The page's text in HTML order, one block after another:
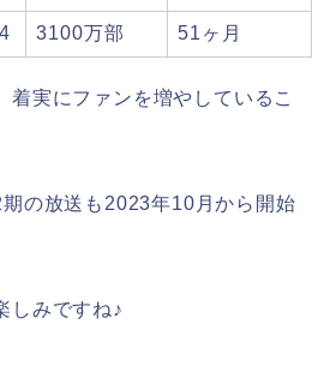
3100万部 51ヶ月
着実にファンを増やしているこ
の放送も2023年10月から開始
しみですね♪